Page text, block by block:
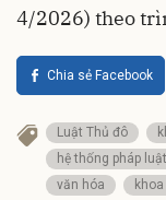
4/2026) theo
Chia sẻ Facebook
Luật Thủ đô
hệ thống pháp luật
văn hóa